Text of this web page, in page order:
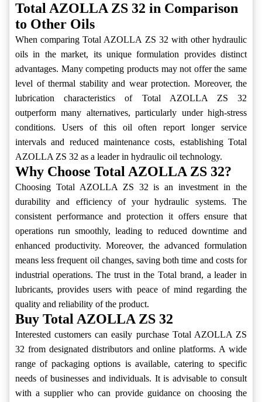
Total AZOLLA ZS 32 in Comparison
to Other Oils
When comparing Total AZOLLA ZS 32 with other hydraulic
oils in the market, its unique formulation provides distinct
advantages. Many competing products may not offer the same
level of thermal stability and wear protection. Moreover, the
lubrication characteristics of Total AZOLLA ZS 32
outperform many alternatives, particularly under high-stress
conditions. Users of this oil often report longer service
intervals and reduced maintenance costs, establishing Total
AZOLLA ZS 32 as a leader in hydraulic oil technology.
Why Choose Total AZOLLA ZS 32?
Choosing Total AZOLLA ZS 32 is an investment in the
durability and efficiency of your hydraulic systems. The
consistent performance and protection it offers ensure that
operations run smoothly, leading to reduced downtime and
enhanced productivity. Moreover, the advanced formulation
means less frequent oil changes, saving both time and costs for
industrial operations. The trust in the Total brand, a leader in
lubricants, provides users with peace of mind regarding the
quality and reliability of the product.
Buy Total AZOLLA ZS 32
Interested customers can easily purchase Total AZOLLA ZS
32 from designated distributors and online platforms. A wide
range of packaging options is available, catering to specific
needs of businesses and individuals. It is advisable to consult
with a supplier who can provide guidance on choosing the